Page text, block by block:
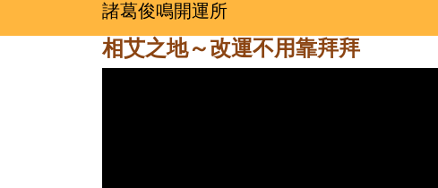
諸葛俊鳴開運所
相艾之地～改運不用靠拜拜